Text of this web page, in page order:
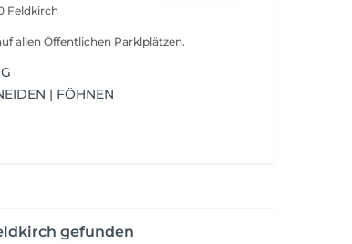
Feldkirch
allen Öffentlichen Parklplätzen.
| FÖHNEN
gefunden